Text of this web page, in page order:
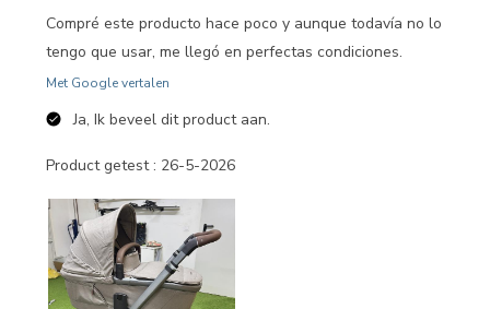
Compré este producto hace poco y aunque todavía no lo
tengo que usar, me llegó en perfectas condiciones.
Met Google vertalen
Ja, Ik beveel dit product aan.
Product getest : 26-5-2026